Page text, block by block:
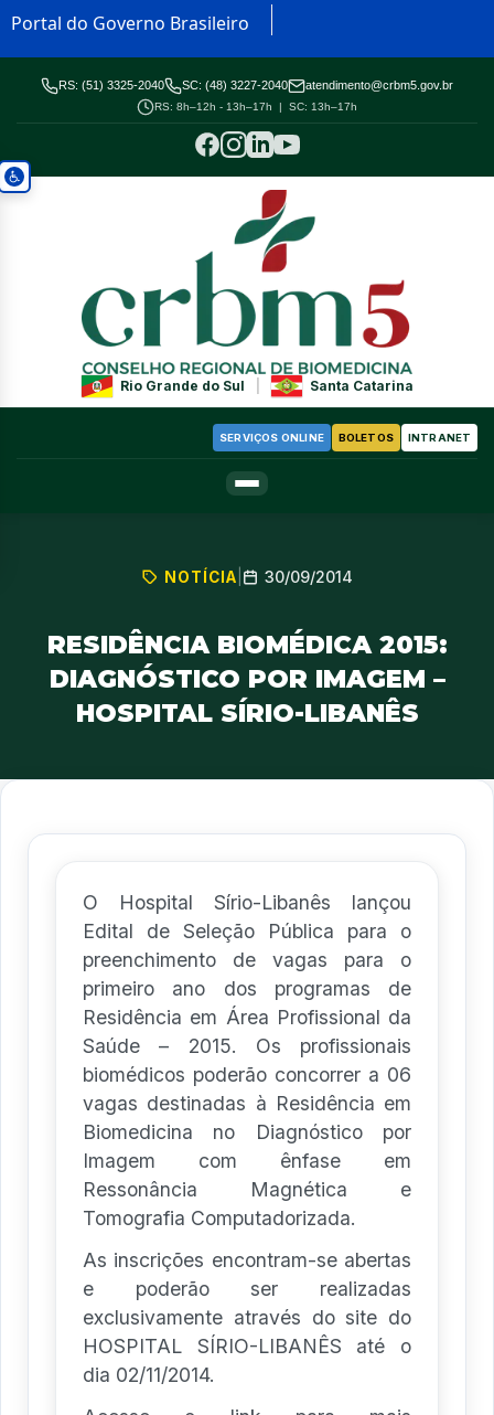
Portal do Governo Brasileiro
RS: (51) 3325-2040 SC: (48) 3227-2040 atendimento@crbm5.gov.br
RS: 8h–12h - 13h–17h | SC: 13h–17h
Rio Grande do Sul Santa Catarina
SERVIÇOS ONLINE BOLETOS INTRANET
NOTÍCIA 30/09/2014
RESIDÊNCIA BIOMÉDICA 2015:
DIAGNÓSTICO POR IMAGEM –
HOSPITAL SÍRIO-LIBANÊS
O Hospital Sírio-Libanês lançou
Edital de Seleção Pública para o
preenchimento de vagas para o
primeiro ano dos programas de
Residência em Área Profissional da
Saúde – 2015. Os profissionais
biomédicos poderão concorrer a 06
vagas destinadas à Residência em
Biomedicina no Diagnóstico por
Imagem com ênfase em
Ressonância Magnética e
Tomografia Computadorizada.
As inscrições encontram-se abertas
e poderão ser realizadas
exclusivamente através do site do
HOSPITAL SÍRIO-LIBANÊS até o
dia 02/11/2014.